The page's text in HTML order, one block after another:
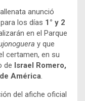
anunció
los días 1° y 2
en el Parque
y que
certamen, en su
de Israel Romero,
América.
del afiche oficial